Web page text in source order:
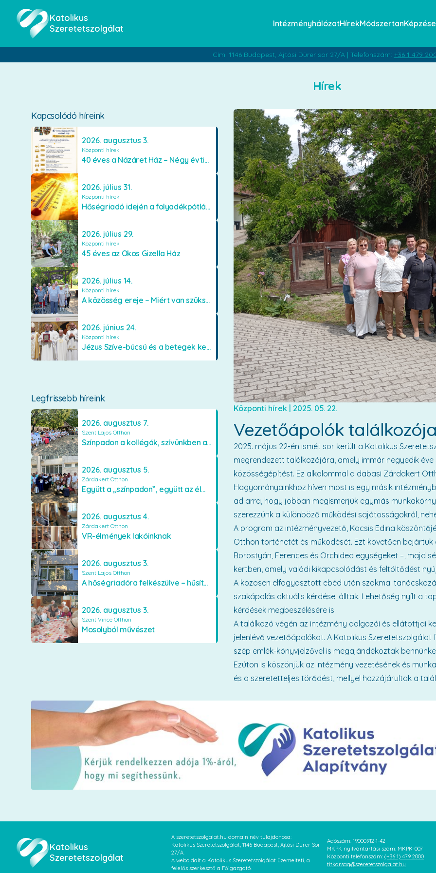
Katolikus
Szeretetszolgálat
IntézményhálózatHírekMódszertan
Cím: 1146 Budapest, Ajtósi Dürer sor 27/A | Telefonszám: +36 1 479
Hírek
Kapcsolódó híreink
2026. augusztus 3.
Központi hírek
40 éves a Názáret Ház – Négy évtized szeretetben és gondoskodásban
2026. július 31.
Központi hírek
Hőségriadó idején a folyadékpótlás életet menthet
2026. július 29.
Központi hírek
45 éves az Okos Gizella Ház
2026. július 14.
Központi hírek
A közösség ereje – Miért van szükségünk egymásra?
2026. június 24.
Központi hírek
Jézus Szíve-búcsú és a betegek kenetének közösségi kiszolgáltatása Mátraverebély-Szentkúton
Legfrissebb híreink
2026. augusztus 7.
Szent Lajos Otthon
Színpadon a kollégák, szívünkben a lakók
2026. augusztus 5.
Zárdakert Otthon
Együtt a „színpadon”, együtt az élményekért 🎭✨
2026. augusztus 4.
Zárdakert Otthon
VR-élmények lakóinknak
2026. augusztus 3.
Szent Lajos Otthon
A hőségriadóra felkészülve – hűsítő fejlesztések a Szent Lajos Otthonban
2026. augusztus 3.
Szent Vince Otthon
Mosolyból művészet
Központi hírek 2025. 05. 22.
Vezetőápolók
2025. május 22-én ismét sor került a Katolikus
megrendezett találkozójára, amely immár negyedik
közösségépítést. Ez alkalommal a dabasi Zárdakert
Hagyományainkhoz híven most is egy másik
ad arra, hogy jobban megismerjük egymás
szerezzünk a különböző működési sajátosságokról,
A program az intézményvezető, Kocsis Edina
Otthon történetét és működését. Ezt követően bejártuk
Borostyán, Ferences és Orchidea egységeket –, majd
kertben, amely valódi kikapcsolódást és feltöltődést
A közösen elfogyasztott ebéd után szakmai
szakápolás aktuális kérdései álltak. Lehetőség nyílt a
kérdések megbeszélésére is.
A találkozó végén az intézmény dolgozói és ellátottjai
jelenlévő vezetőápolókat. A Katolikus
szép emlék-könyvjelzővel is megajándékoztak
Ezúton is köszönjük az intézmény vezetésének és
és a szeretetteljes törődést, mellyel hozzájárultak a
Katolikus
Szeretetszolgálat
A szeretetszolgalat.hu domain név tulajdonosa:
Katolikus Szeretetszolgálat, 1146 Budapest, Ajtósi Dürer Sor
27/A.
A weboldalt a Katolikus Szeretetszolgálat üzemelteti, a
felelős szerkesztő a Főigazgató.
Adószám: 19000912-1-42
MKPK nyilvántartási szám: MKPK-007
Központi telefonszám: (+36 1) 479 2000
titkarsag@szeretetszolgalat.hu